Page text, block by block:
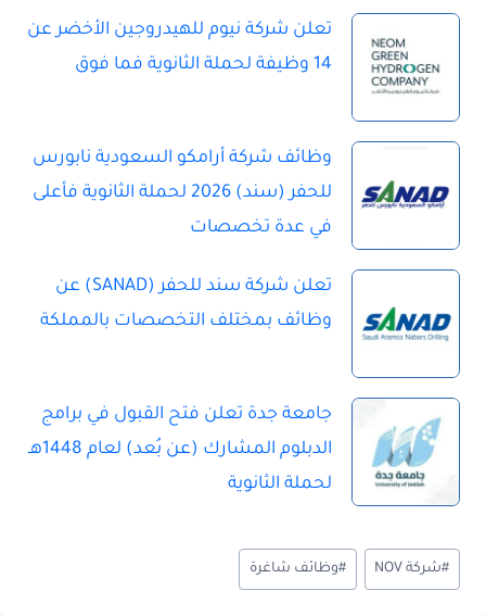
تعلن شركة نيوم للهيدروجين الأخضر عن
14 وظيفة لحملة الثانوية فما فوق
وظائف شركة أرامكو السعودية نابورس
للحفر (سند) 2026 لحملة الثانوية فأعلى
في عدة تخصصات
تعلن شركة سند للحفر (SANAD) عن
وظائف بمختلف التخصصات بالمملكة
جامعة جدة تعلن فتح القبول في برامج
الدبلوم المشارك (عن بُعد) لعام 1448هـ
لحملة الثانوية
و
س
#شركة NOV #وظائف شاغرة